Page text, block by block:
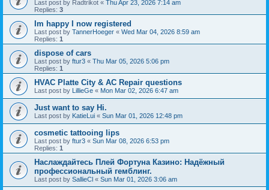
Last post by Radtrikot « Thu Apr 23, 2026 7:14 am
Replies: 3
Im happy I now registered
Last post by TannerHoeger « Wed Mar 04, 2026 8:59 am
Replies: 1
dispose of cars
Last post by ftur3 « Thu Mar 05, 2026 5:06 pm
Replies: 1
HVAC Platte City & AC Repair questions
Last post by LillieGe « Mon Mar 02, 2026 6:47 am
Just want to say Hi.
Last post by KatieLui « Sun Mar 01, 2026 12:48 pm
cosmetic tattooing lips
Last post by ftur3 « Sun Mar 08, 2026 6:53 pm
Replies: 1
Наслаждайтесь Плей Фортуна Казино: Надёжный
профессиональный гемблинг.
Last post by SallieCl « Sun Mar 01, 2026 3:06 am